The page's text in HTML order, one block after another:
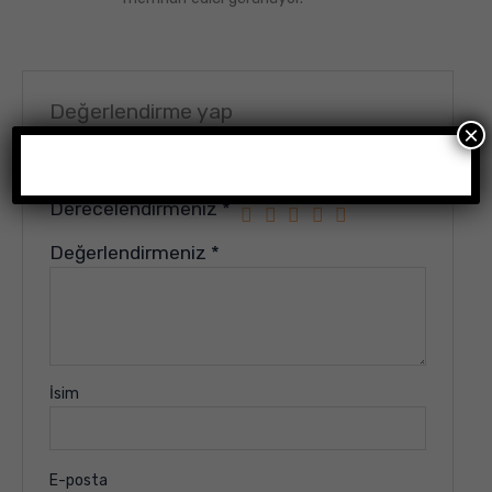
Değerlendirme yap
E-posta adresiniz yayınlanmayacak. Gerekli alanlar
Derecelendirmeniz*
Değerlendirmeniz *
İsim
E-posta
×